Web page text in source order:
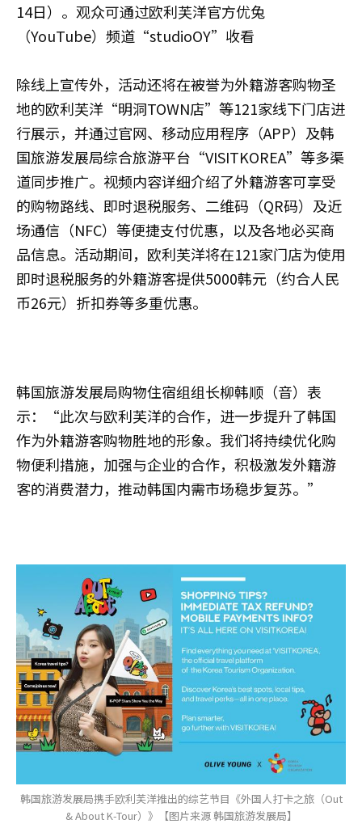
14日）。观众可通过欧利芙洋官方优兔
（YouTube）频道“studioOY”收看
除线上宣传外，活动还将在被誉为外籍游客购物圣
地的欧利芙洋“明洞TOWN店”等121家线下门店进
行展示，并通过官网、移动应用程序（APP）及韩
国旅游发展局综合旅游平台“VISITKOREA”等多渠
道同步推广。视频内容详细介绍了外籍游客可享受
的购物路线、即时退税服务、二维码（QR码）及近
场通信（NFC）等便捷支付优惠，以及各地必买商
品信息。活动期间，欧利芙洋将在121家门店为使用
即时退税服务的外籍游客提供5000韩元（约合人民
币26元）折扣券等多重优惠。
韩国旅游发展局购物住宿组组长柳韩顺（音）表
示：“此次与欧利芙洋的合作，进一步提升了韩国
作为外籍游客购物胜地的形象。我们将持续优化购
物便利措施，加强与企业的合作，积极激发外籍游
客的消费潜力，推动韩国内需市场稳步复苏。”
韩国旅游发展局携手欧利芙洋推出的综艺节目《外国人打卡之旅（Out
& About K-Tour）》【图片来源 韩国旅游发展局】